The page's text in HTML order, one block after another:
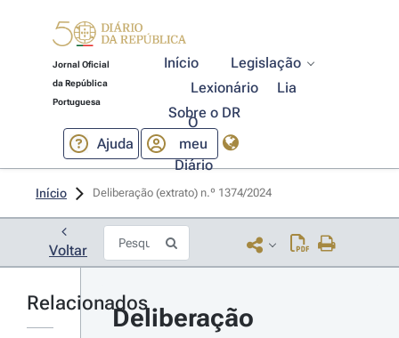
Jornal Oficial
da República
Portuguesa
Início
Legislação
Lexionário
Lia
Sobre o DR
Ajuda
O
meu
Diário
Início Deliberação (extrato) n.º 1374/2024
Voltar
Relacionados
Deliberação